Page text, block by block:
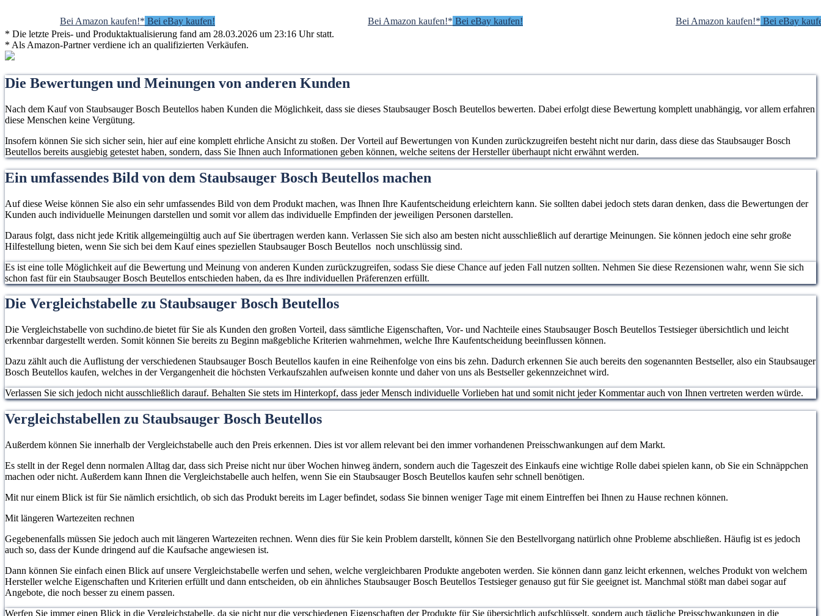
Bei Amazon kaufen!* Bei eBay kaufen! Bei Amazon kaufen!* Bei eBay kaufen! Bei Amazon kaufen!* Bei eBay
* Die letzte Preis- und Produktaktualisierung fand am 28.03.2026 um 23:16 Uhr statt.
* Als Amazon-Partner verdiene ich an qualifizierten Verkäufen.
Die Bewertungen und Meinungen von anderen Kunden
Nach dem Kauf von Staubsauger Bosch Beutellos haben Kunden die Möglichkeit, dass sie dieses Staubsauger Bosch Beutellos bewerten. Dabei erfolgt diese Bewertung komplett unabhängig, vor allem erfahren
diese Menschen keine Vergütung.
Insofern können Sie sich sicher sein, hier auf eine komplett ehrliche Ansicht zu stoßen. Der Vorteil auf Bewertungen von Kunden zurückzugreifen besteht nicht nur darin, dass diese das Staubsauger Bosch
Beutellos bereits ausgiebig getestet haben, sondern, dass Sie Ihnen auch Informationen geben können, welche seitens der Hersteller überhaupt nicht erwähnt werden.
Ein umfassendes Bild von dem Staubsauger Bosch Beutellos machen
Auf diese Weise können Sie also ein sehr umfassendes Bild von dem Produkt machen, was Ihnen Ihre Kaufentscheidung erleichtern kann. Sie sollten dabei jedoch stets daran denken, dass die Bewertungen der
Kunden auch individuelle Meinungen darstellen und somit vor allem das individuelle Empfinden der jeweiligen Personen darstellen.
Daraus folgt, dass nicht jede Kritik allgemeingültig auch auf Sie übertragen werden kann. Verlassen Sie sich also am besten nicht ausschließlich auf derartige Meinungen. Sie können jedoch eine sehr große
Hilfestellung bieten, wenn Sie sich bei dem Kauf eines speziellen Staubsauger Bosch Beutellos noch unschlüssig sind.
Es ist eine tolle Möglichkeit auf die Bewertung und Meinung von anderen Kunden zurückzugreifen, sodass Sie diese Chance auf jeden Fall nutzen sollten. Nehmen Sie diese Rezensionen wahr, wenn Sie sich
schon fast für ein Staubsauger Bosch Beutellos entschieden haben, da es Ihre individuellen Präferenzen erfüllt.
Die Vergleichstabelle zu Staubsauger Bosch Beutellos
Die Vergleichstabelle von suchdino.de bietet für Sie als Kunden den großen Vorteil, dass sämtliche Eigenschaften, Vor- und Nachteile eines Staubsauger Bosch Beutellos Testsieger übersichtlich und leicht
erkennbar dargestellt werden. Somit können Sie bereits zu Beginn maßgebliche Kriterien wahrnehmen, welche Ihre Kaufentscheidung beeinflussen können.
Dazu zählt auch die Auflistung der verschiedenen Staubsauger Bosch Beutellos kaufen in eine Reihenfolge von eins bis zehn. Dadurch erkennen Sie auch bereits den sogenannten Bestseller, also ein Staubsauger
Bosch Beutellos kaufen, welches in der Vergangenheit die höchsten Verkaufszahlen aufweisen konnte und daher von uns als Bestseller gekennzeichnet wird.
Verlassen Sie sich jedoch nicht ausschließlich darauf. Behalten Sie stets im Hinterkopf, dass jeder Mensch individuelle Vorlieben hat und somit nicht jeder Kommentar auch von Ihnen vertreten werden würde.
Vergleichstabellen zu Staubsauger Bosch Beutellos
Außerdem können Sie innerhalb der Vergleichstabelle auch den Preis erkennen. Dies ist vor allem relevant bei den immer vorhandenen Preisschwankungen auf dem Markt.
Es stellt in der Regel denn normalen Alltag dar, dass sich Preise nicht nur über Wochen hinweg ändern, sondern auch die Tageszeit des Einkaufs eine wichtige Rolle dabei spielen kann, ob Sie ein Schnäppchen
machen oder nicht. Außerdem kann Ihnen die Vergleichstabelle auch helfen, wenn Sie ein Staubsauger Bosch Beutellos kaufen sehr schnell benötigen.
Mit nur einem Blick ist für Sie nämlich ersichtlich, ob sich das Produkt bereits im Lager befindet, sodass Sie binnen weniger Tage mit einem Eintreffen bei Ihnen zu Hause rechnen können.
Mit längeren Wartezeiten rechnen
Gegebenenfalls müssen Sie jedoch auch mit längeren Wartezeiten rechnen. Wenn dies für Sie kein Problem darstellt, können Sie den Bestellvorgang natürlich ohne Probleme abschließen. Häufig ist es jedoch
auch so, dass der Kunde dringend auf die Kaufsache angewiesen ist.
Dann können Sie einfach einen Blick auf unsere Vergleichstabelle werfen und sehen, welche vergleichbaren Produkte angeboten werden. Sie können dann ganz leicht erkennen, welches Produkt von welchem
Hersteller welche Eigenschaften und Kriterien erfüllt und dann entscheiden, ob ein ähnliches Staubsauger Bosch Beutellos Testsieger genauso gut für Sie geeignet ist. Manchmal stößt man dabei sogar auf
Angebote, die noch besser zu einem passen.
Werfen Sie immer einen Blick in die Vergleichstabelle, da sie nicht nur die verschiedenen Eigenschaften der Produkte für Sie übersichtlich aufschlüsselt, sondern auch tägliche Preisschwankungen in die